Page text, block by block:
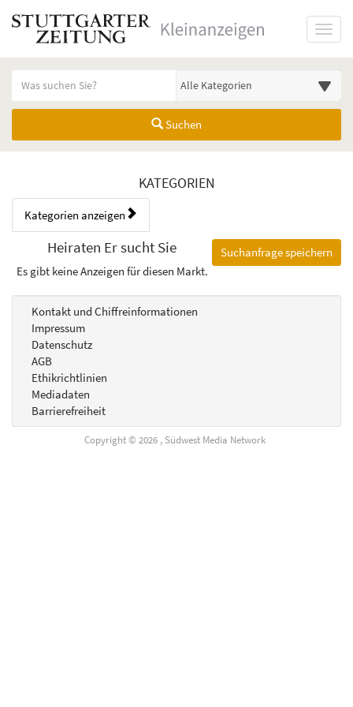
Suchen
Kategorien & Anzeigen
KATEGORIEN
Kategorien anzeigen
Bedienhinweis: Navigieren Sie mit Tab (Shift+Tab zurück). Drücken
Rubrik:
Heiraten Er sucht Sie
Suchanfrage speichern
Es gibt keine Anzeigen für diesen Markt.
Kontakt und Chiffreinformationen
Impressum
Datenschutz
AGB
Ethikrichtlinien
Mediadaten
Barrierefreiheit
Copyright © 2026 , Südwest Media Network